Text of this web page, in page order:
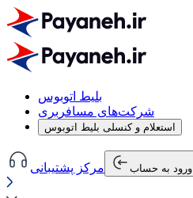
بلیط اتوبوس
شرکت‌های مسافربری
استعلام و کنسلی بلیط اتوبوس
مرکز پشتیبانی ورود به حساب